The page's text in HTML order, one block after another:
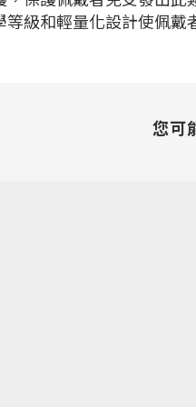
等級和輕量化設計使佩
您可